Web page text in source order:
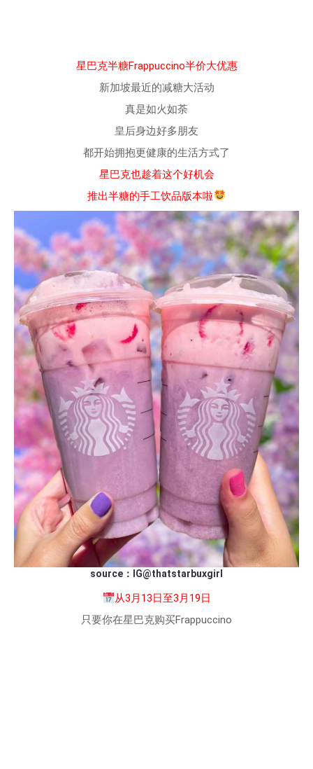
星巴克半糖Frappuccino半价大优惠
新加坡最近的减糖大活动
真是如火如荼
皇后身边好多朋友
都开始拥抱更健康的生活方式了
星巴克也趁着这个好机会
推出半糖的手工饮品版本啦
source：IG@thatstarbuxgirl
从3月13日至3月19日
只要你在星巴克购买Frappuccino